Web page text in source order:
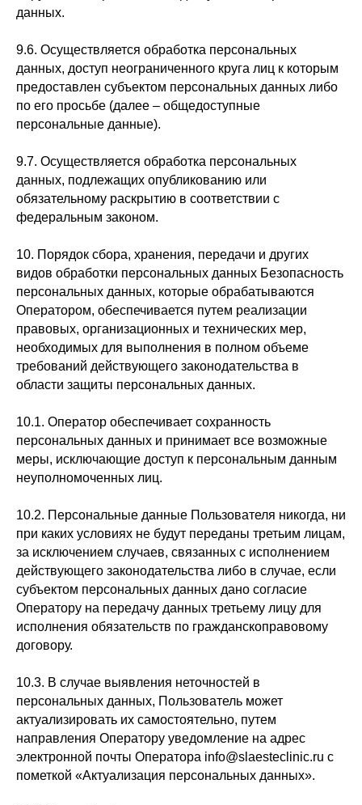
данных.
9.6. Осуществляется обработка персональных
данных, доступ неограниченного круга лиц к которым
предоставлен субъектом персональных данных либо
по его просьбе (далее – общедоступные
персональные данные).
9.7. Осуществляется обработка персональных
данных, подлежащих опубликованию или
обязательному раскрытию в соответствии с
федеральным законом.
10. Порядок сбора, хранения, передачи и других
видов обработки персональных данных Безопасность
персональных данных, которые обрабатываются
Оператором, обеспечивается путем реализации
правовых, организационных и технических мер,
необходимых для выполнения в полном объеме
требований действующего законодательства в
области защиты персональных данных.
10.1. Оператор обеспечивает сохранность
персональных данных и принимает все возможные
меры, исключающие доступ к персональным данным
неуполномоченных лиц.
10.2. Персональные данные Пользователя никогда, ни
при каких условиях не будут переданы третьим лицам,
за исключением случаев, связанных с исполнением
действующего законодательства либо в случае, если
субъектом персональных данных дано согласие
Оператору на передачу данных третьему лицу для
исполнения обязательств по гражданскоправовому
договору.
10.3. В случае выявления неточностей в
персональных данных, Пользователь может
актуализировать их самостоятельно, путем
направления Оператору уведомление на адрес
электронной почты Оператора info@slaesteclinic.ru с
пометкой «Актуализация персональных данных».
данных
Правила обработки персональных данных
+7 (495) 021-21-70
aesteclinic@mail.ru
г. Москва, Профсоюзная 68к4
Ежедневно с 10:00 до 21:00